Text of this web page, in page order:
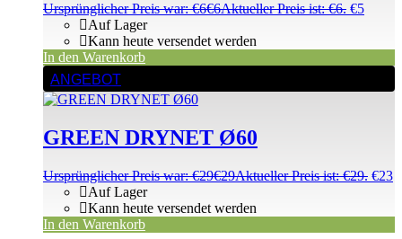
Ursprünglicher Preis war: €6€6Aktueller Preis ist: €6. €5
Auf Lager
Kann heute versendet werden
In den Warenkorb
ANGEBOT
GREEN DRYNET Ø60
Ursprünglicher Preis war: €29€29Aktueller Preis ist: €29. €23
Auf Lager
Kann heute versendet werden
In den Warenkorb